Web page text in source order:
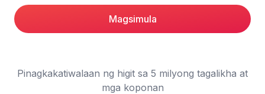
Magsimula
Pinagkakatiwalaan ng higit sa 5 milyong tagalikha at
mga koponan